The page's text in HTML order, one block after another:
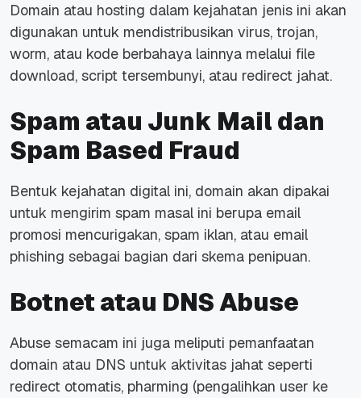
Domain atau hosting dalam kejahatan jenis ini akan
digunakan untuk mendistribusikan virus, trojan,
worm, atau kode berbahaya lainnya melalui file
download, script tersembunyi, atau redirect jahat.
Spam atau Junk Mail dan
Spam Based Fraud
Bentuk kejahatan digital ini, domain akan dipakai
untuk mengirim spam masal ini berupa email
promosi mencurigakan, spam iklan, atau email
phishing sebagai bagian dari skema penipuan.
Botnet atau DNS Abuse
Abuse semacam ini juga meliputi pemanfaatan
domain atau DNS untuk aktivitas jahat seperti
redirect otomatis, pharming (pengalihkan user ke